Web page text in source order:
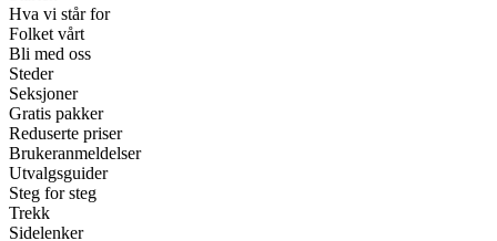
Hva vi står for
Folket vårt
Bli med oss
Steder
Seksjoner
Gratis pakker
Reduserte priser
Brukeranmeldelser
Utvalgsguider
Steg for steg
Trekk
Sidelenker